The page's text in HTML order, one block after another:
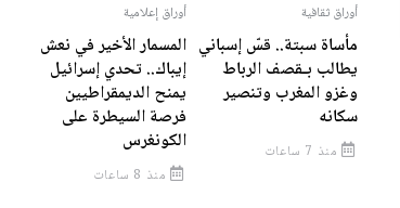
أوراق ثقافية
مأساة سبتة.. قسّ إسباني
يطالب بـقصف الرباط
وغزو المغرب وتنصير
سكانه
منذ 7 ساعات
أوراق إعلامية
المسمار الأخير في نعش
إيباك.. تحدي إسرائيل
يمنح الديمقراطيين
فرصة السيطرة على
الكونغرس
منذ 8 ساعات